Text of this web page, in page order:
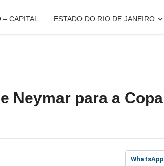
CAPITAL ESTADO DO RIO DE JANEIRO
Neymar para a Copa
WhatsApp